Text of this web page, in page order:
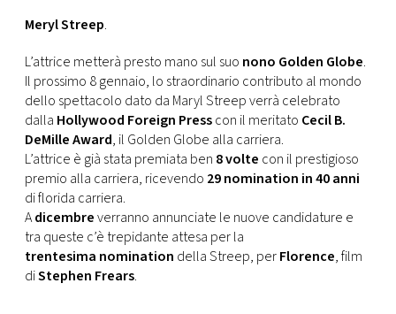
Meryl Streep.
L’attrice metterà presto mano sul suo nono Golden Globe.
Il prossimo 8 gennaio, lo straordinario contributo al mondo
dello spettacolo dato da Maryl Streep verrà celebrato
dalla Hollywood Foreign Presscon il meritato Cecil B.
DeMille Award, il Golden Globe alla carriera.
L’attrice è già stata premiata ben 8 volte con il prestigioso
premio alla carriera, ricevendo 29 nomination in 40 anni
di florida carriera.
Adicembreverranno annunciate le nuove candidature e
tra queste c’è trepidante attesa per la
trentesima nomination della Streep, perFlorence, film
diStephen Frears.